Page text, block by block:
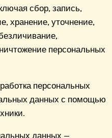
сбор, запись,
хранение, уточнение,
персональных
персональных
данных с помощью
данных —